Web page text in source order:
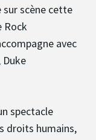
scène cette
Rock
avec
Duke
spectacle
droits humains,